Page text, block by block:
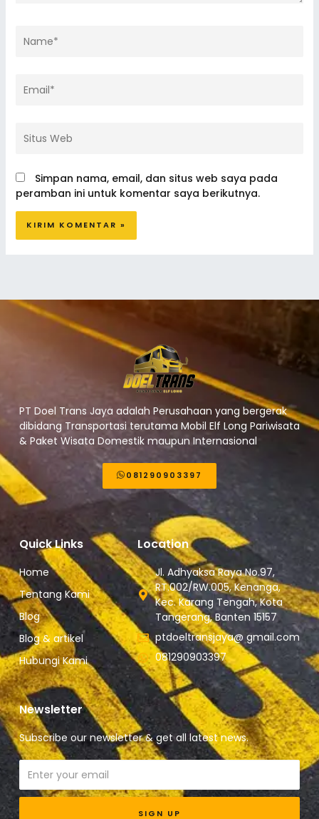
Web
Simpan nama, email, dan situs web saya pada
peramban ini untuk komentar saya berikutnya.
PT Doel Trans Jaya adalah Perusahaan yang bergerak
dibidang Transportasi terutama Mobil Elf Long Pariwisata
& Paket Wisata Domestik maupun Internasional
081290903397
Quick Links
Home
Tentang Kami
Blog
Blog & artikel
Hubungi Kami
Location
Jl. Adhyaksa Raya No.97,
RT.002/RW.005, Kenanga,
Kec. Karang Tengah, Kota
Tangerang, Banten 15157
ptdoeltransjaya@ gmail.com
081290903397
Newsletter
Subscribe our newsletter & get all latest news.
Email
SIGN UP